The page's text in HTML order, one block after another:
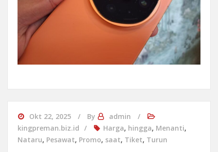
Okt 22, 2025 By
admin
kingpreman.biz.id
Harga, hingga, Menanti,
Nataru, Pesawat, Promo, saat, Tiket, Turun